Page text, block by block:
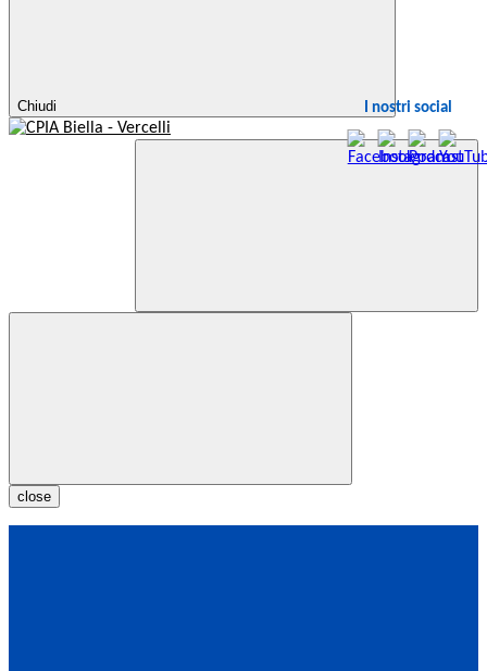
Chiudi I nostri social
close